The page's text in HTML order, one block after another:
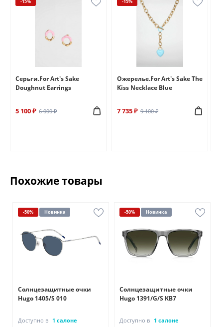
Серьги.For Art's Sake
Doughnut Earrings
5 100 ₽ 6 000 ₽
Ожерелье.For Art's Sake The
Kiss Necklace Blue
7 735 ₽ 9 100 ₽
Похожие товары
-50% Новинка
Солнцезащитные очки
Hugo 1405/S 010
Доступно в 1 салоне
-50% Новинка
Солнцезащитные очки
Hugo 1391/G/S KB7
Доступно в 1 салоне